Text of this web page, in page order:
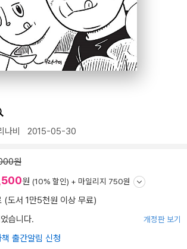
나비 2015-05-30
원
원 (10% 할인) + 마일리지 750원
(도서 1만5천원 이상 무료)
습니다.
개정판 보기
출간알림 신청